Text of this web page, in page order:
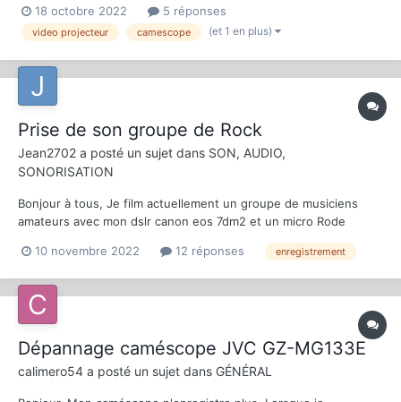
vidéo projecteur et d'un câble HDMI. Ma projection a très bien
fonctionné, mais pas l'enregistre...
18 octobre 2022 5 réponses
video projecteur camescope (et 1 en plus)
Prise de son groupe de Rock
Jean2702 a posté un sujet dans SON, AUDIO,
SONORISATION
Bonjour à tous, Je film actuellement un groupe de musiciens
amateurs avec mon dslr canon eos 7dm2 et un micro Rode
certaines situations je n'arrive pas à capter tous les sons . Je
10 novembre 2022 12 réponses enregistrement
Dépannage caméscope JVC GZ-MG133E
calimero54 a posté un sujet dans GÉNÉRAL